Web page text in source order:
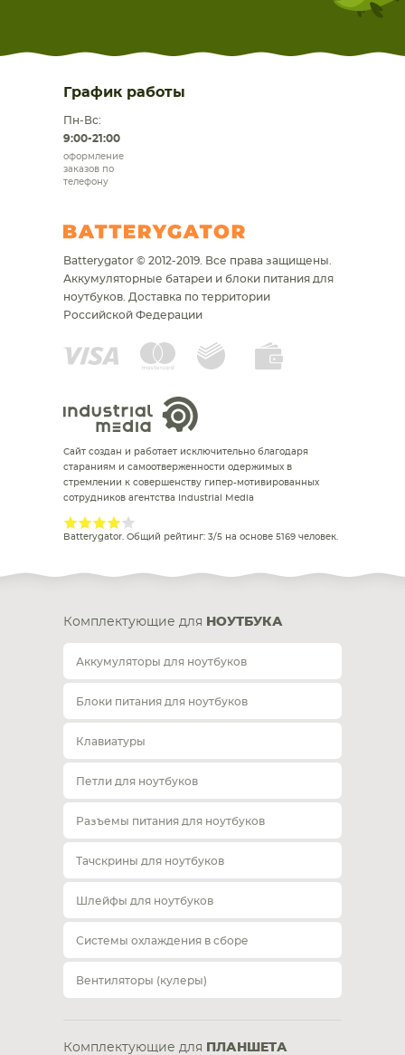
График работы
Пн-Вс:
9:00-21:00
оформление
заказов по
телефону
Batterygator © 2012-2019. Все права защищены.
Аккумуляторные батареи и блоки питания для
ноутбуков. Доставка по территории
Российской Федерации
Сайт создан и работает исключительно благодаря
стараниям и самоотверженности одержимых в
стремлении к совершенству гипер-мотивированных
сотрудников агентства Industrial Media
Batterygator. Общий рейтинг: 3/5 на основе 5169 человек.
Комплектующие для НОУТБУКА
Аккумуляторы для ноутбуков
Блоки питания для ноутбуков
Клавиатуры
Петли для ноутбуков
Разъемы питания для ноутбуков
Тачскрины для ноутбуков
Шлейфы для ноутбуков
Системы охлаждения в сборе
Вентиляторы (кулеры)
Комплектующие для ПЛАНШЕТА